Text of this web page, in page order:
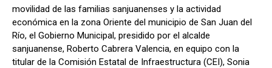
movilidad de las familias sanjuanenses y la actividad
económica en la zona Oriente del municipio de San Juan del
Río, el Gobierno Municipal, presidido por el alcalde
sanjuanense, Roberto Cabrera Valencia, en equipo con la
titular de la Comisión Estatal de Infraestructura (CEI), Sonia